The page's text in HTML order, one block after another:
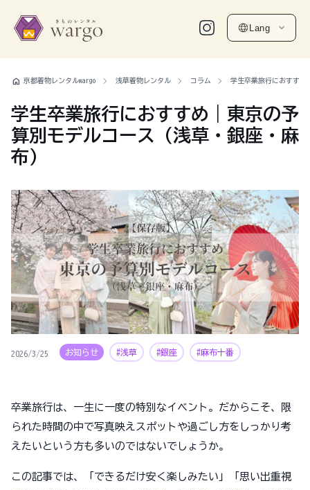
Lang
home 京都着物レンタルwargo 浅草着物レンタル コラム 学生卒業旅行におすすめ
学生卒業旅行におすすめ｜東京の予
算別モデルコース（浅草・銀座・麻
布）
2026/3/25 お知らせ #浅草 #銀座 #麻布十番
卒業旅行は、一生に一度の特別なイベント。だからこそ、限
られた時間の中で写真映えスポットや過ごし方をしっかり考
えたいという方も多いのではないでしょうか。
この記事では、「できるだけ安く楽しみたい」「思い出重視